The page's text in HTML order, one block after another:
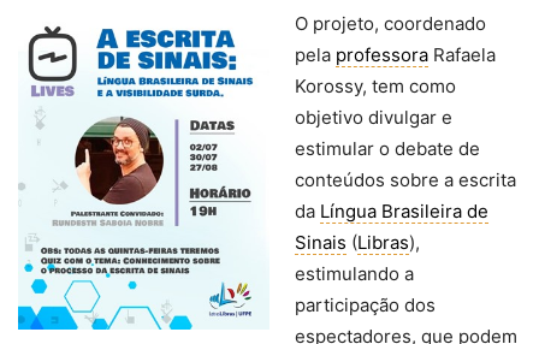
O projeto, coordenado
pela professora Rafaela
Korossy, tem como
objetivo divulgar e
estimular o debate de
conteúdos sobre a escrita
da Língua Brasileira de
Sinais (Libras),
estimulando a
participação dos
espectadores, que podem